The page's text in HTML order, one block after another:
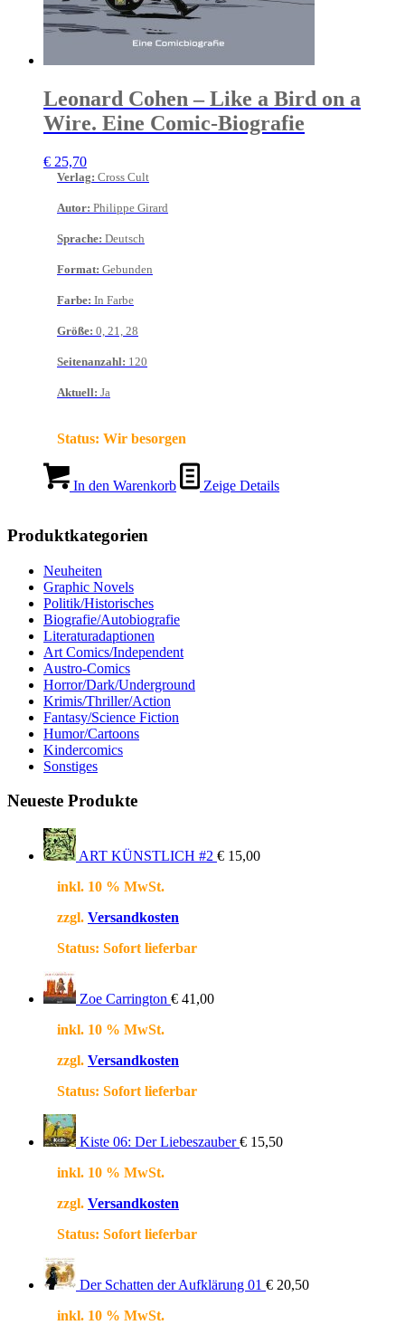
Leonard Cohen – Like a Bird on a
Wire. Eine Comic-Biografie
€ 25,70
Verlag: Cross Cult
Autor: Philippe Girard
Sprache: Deutsch
Format: Gebunden
Farbe: In Farbe
Größe: 0, 21, 28
Seitenanzahl: 120
Aktuell: Ja
Status: Wir besorgen
In den Warenkorb Zeige Details
Produktkategorien
Neuheiten
Graphic Novels
Politik/Historisches
Biografie/Autobiografie
Literaturadaptionen
Art Comics/Independent
Austro-Comics
Horror/Dark/Underground
Krimis/Thriller/Action
Fantasy/Science Fiction
Humor/Cartoons
Kindercomics
Sonstiges
Neueste Produkte
ART KÜNSTLICH #2 € 15,00
inkl. 10 % MwSt.
zzgl. Versandkosten
Status: Sofort lieferbar
Zoe Carrington € 41,00
inkl. 10 % MwSt.
zzgl. Versandkosten
Status: Sofort lieferbar
Kiste 06: Der Liebeszauber € 15,50
inkl. 10 % MwSt.
zzgl. Versandkosten
Status: Sofort lieferbar
Der Schatten der Aufklärung 01 € 20,50
inkl. 10 % MwSt.